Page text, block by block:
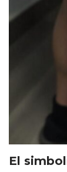
El